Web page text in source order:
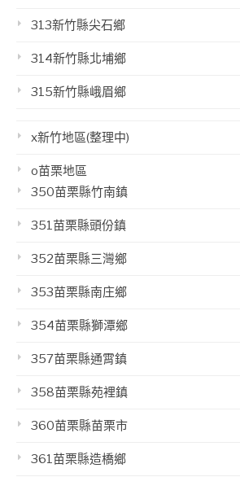
313新竹縣尖石鄉
314新竹縣北埔鄉
315新竹縣峨眉鄉
x新竹地區(整理中)
o苗栗地區
350苗栗縣竹南鎮
351苗栗縣頭份鎮
352苗栗縣三灣鄉
353苗栗縣南庄鄉
354苗栗縣獅潭鄉
357苗栗縣通霄鎮
358苗栗縣苑裡鎮
360苗栗縣苗栗市
361苗栗縣造橋鄉